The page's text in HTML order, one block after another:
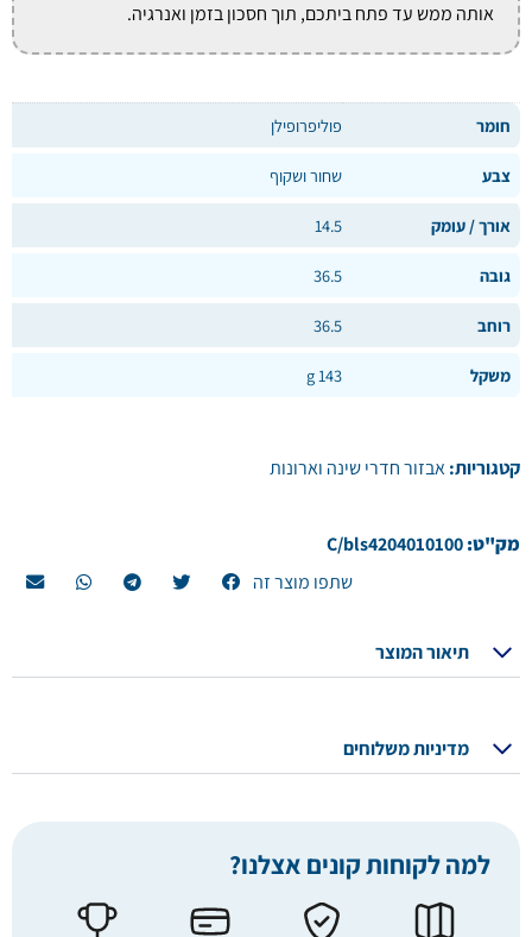
אותה ממש עד פתח ביתכם, תוך חסכון בזמן ואנרגיה.
חומר פוליפרופילן
צבע שחור ושקוף
אורך / עומק 14.5
גובה 36.5
רוחב 36.5
משקל 143 g
קטגוריות:אבזור חדרי שינה וארונות
מק"ט:C/bls4204010100
שתפו מוצר זה
תיאור המוצר
מדיניות משלוחים
למה לקוחות קונים אצלנו?